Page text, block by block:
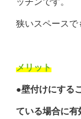
狭いスペースで
メリット
●壁付けにする
ている場合に有